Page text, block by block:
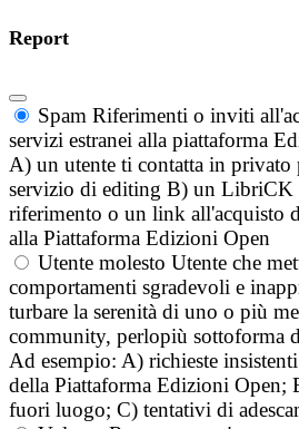
Report
Spam Riferimenti o inviti
servizi estranei alla piattaforma
A) un utente ti contatta in privato
servizio di editing B) un LibriCK
riferimento o un link all'acquisto
alla Piattaforma Edizioni Open
Utente molesto Utente che
comportamenti sgradevoli e
turbare la serenità di uno o più
community, perlopiù sottoforma
Ad esempio: A) richieste
della Piattaforma Edizioni Open;
fuori luogo; C) tentativi di